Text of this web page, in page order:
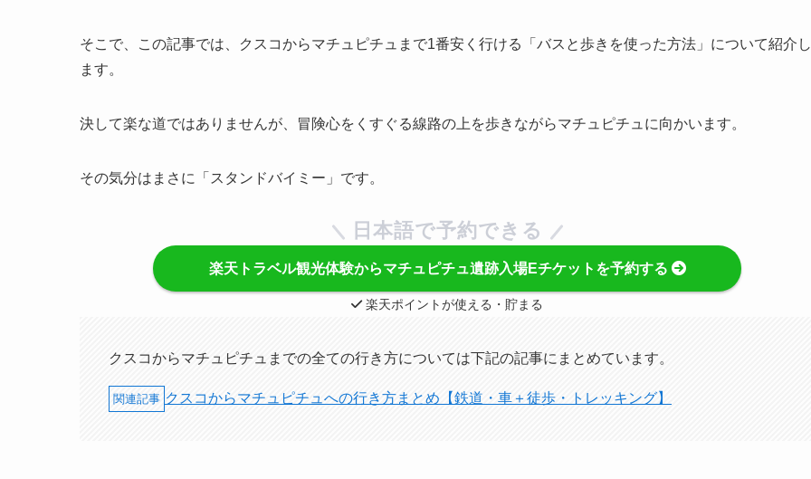
そこで、この記事では、クスコからマチュピチュまで1番安く行ける「バスと歩きを使った方法」について紹介し
ます。
決して楽な道ではありませんが、冒険心をくすぐる線路の上を歩きながらマチュピチュに向かいます。
その気分はまさに「スタンドバイミー」です。
日本語で予約できる
楽天トラベル観光体験からマチュピチュ遺跡入場Eチケットを予約する
楽天ポイントが使える・貯まる
クスコからマチュピチュまでの全ての行き方については下記の記事にまとめています。
クスコからマチュピチュへの行き方まとめ【鉄道・車＋徒歩・トレッキング】